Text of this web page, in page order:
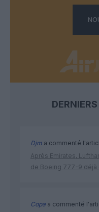
Djm a commenté
Après Emirates,
de Boeing 777-9 déjà
Copa a commenté